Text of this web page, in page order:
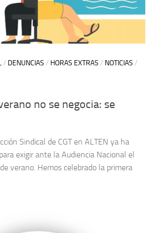
/ DENUNCIAS / HORAS EXTRAS / NOTICIAS /
no se negocia: se
Sindical de CGT en ALTEN ya ha
exigir ante la Audiencia Nacional el
verano. Hemos celebrado la primera